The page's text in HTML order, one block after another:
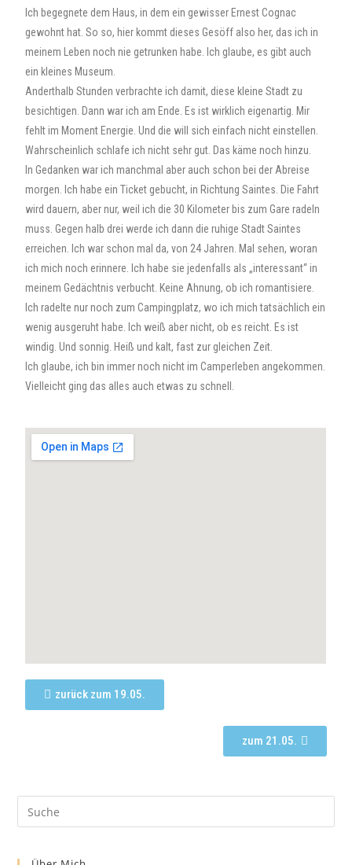
Ich begegnete dem Haus, in dem ein gewisser Ernest Cognac
gewohnt hat. So so, hier kommt dieses Gesöff also her, das ich in
meinem Leben noch nie getrunken habe. Ich glaube, es gibt auch
ein kleines Museum.
Anderthalb Stunden verbrachte ich damit, diese kleine Stadt zu
besichtigen. Dann war ich am Ende. Es ist wirklich eigenartig. Mir
fehlt im Moment Energie. Und die will sich einfach nicht einstellen.
Wahrscheinlich schlafe ich nicht sehr gut. Das käme noch hinzu.
In Gedanken war ich manchmal aber auch schon bei der Abreise
morgen. Ich habe ein Ticket gebucht, in Richtung Saintes. Die Fahrt
wird dauern, aber nur, weil ich die 30 Kilometer bis zum Gare radeln
muss. Gegen halb drei werde ich dann die ruhige Stadt Saintes
erreichen. Ich war schon mal da, von 24 Jahren. Mal sehen, woran
ich mich noch erinnere. Ich habe sie jedenfalls als „interessant“ in
meinem Gedächtnis verbucht. Keine Ahnung, ob ich romantisiere.
Ich radelte nur noch zum Campingplatz, wo ich mich tatsächlich ein
wenig ausgeruht habe. Ich weiß aber nicht, ob es reicht. Es ist
windig. Und sonnig. Heiß und kalt, fast zur gleichen Zeit.
Ich glaube, ich bin immer noch nicht im Camperleben angekommen.
Vielleicht ging das alles auch etwas zu schnell.
zurück zum 19.05.
zum 21.05.